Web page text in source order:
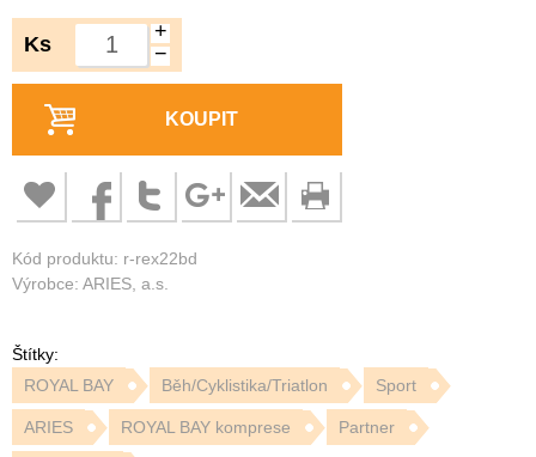
Ks
+
−
KOUPIT
Kód produktu: r-rex22bd
Výrobce: ARIES, a.s.
Štítky:
ROYAL BAY
Běh/Cyklistika/Triatlon Sport
ARIES ROYAL BAY komprese Partner